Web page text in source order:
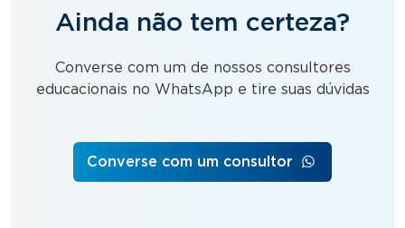
Ainda não tem certeza?
Converse com um de nossos consultores
educacionais no WhatsApp e tire suas dúvidas
Converse com um consultor